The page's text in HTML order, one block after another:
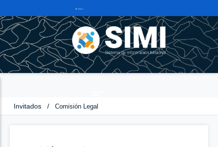
Invitados / Comisión Legal